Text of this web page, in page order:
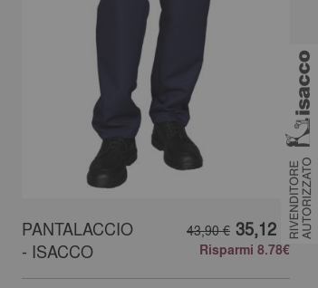
PANTALACCIO
- ISACCO
43,90 € 35,12 €
Risparmi 8.78€